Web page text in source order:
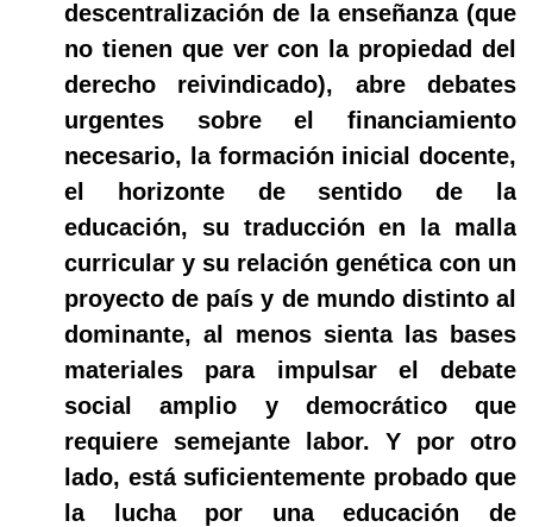
descentralización de la enseñanza (que
no tienen que ver con la propiedad del
derecho reivindicado), abre debates
urgentes sobre el financiamiento
necesario, la formación inicial docente,
el horizonte de sentido de la
educación, su traducción en la malla
curricular y su relación genética con un
proyecto de país y de mundo distinto al
dominante, al menos sienta las bases
materiales para impulsar el debate
social amplio y democrático que
requiere semejante labor. Y por otro
lado, está suficientemente probado que
la lucha por una educación de